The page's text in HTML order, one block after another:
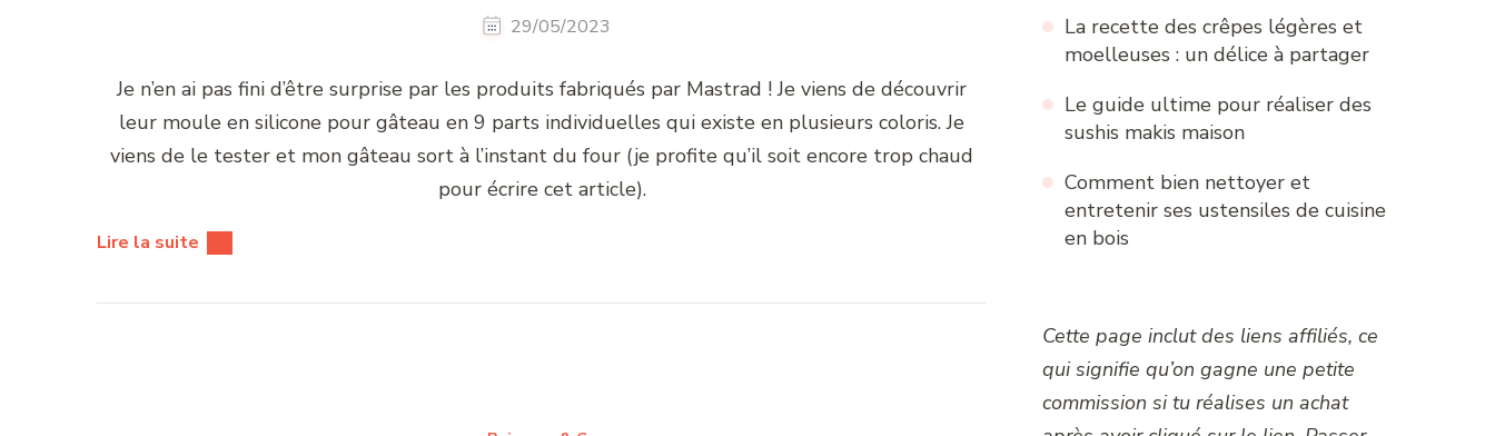
29/05/2023
Je n’en ai pas fini d’être surprise par les produits fabriqués par Mastrad ! Je viens de découvrir
leur moule en silicone pour gâteau en 9 parts individuelles qui existe en plusieurs coloris. Je
viens de le tester et mon gâteau sort à l’instant du four (je profite qu’il soit encore trop chaud
pour écrire cet article).
Lire la suite
La recette des crêpes légères et
moelleuses : un délice à partager
Le guide ultime pour réaliser des
sushis makis maison
Comment bien nettoyer et
entretenir ses ustensiles de cuisine
en bois
Cette page inclut des liens affiliés, ce
qui signifie qu’on gagne une petite
commission si tu réalises un achat